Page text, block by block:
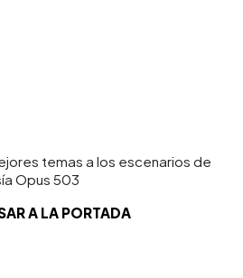
temas a los escenarios de
Opus 503
A LA PORTADA